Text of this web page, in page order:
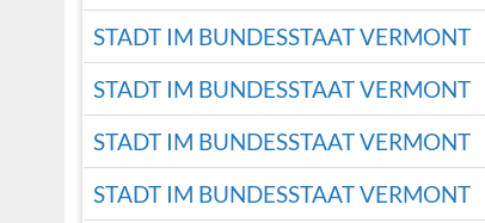
STADT IM BUNDESSTAAT VERMONT
STADT IM BUNDESSTAAT VERMONT
STADT IM BUNDESSTAAT VERMONT
STADT IM BUNDESSTAAT VERMONT